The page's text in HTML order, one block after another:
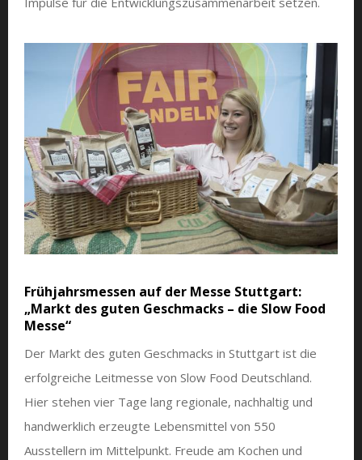
Frühjahrsmessen auf der Messe Stuttgart:
„Markt des guten Geschmacks – die Slow Food
Messe“
Der Markt des guten Geschmacks in Stuttgart ist die
erfolgreiche Leitmesse von Slow Food Deutschland.
Hier stehen vier Tage lang regionale, nachhaltig und
handwerklich erzeugte Lebensmittel von 550
Ausstellern im Mittelpunkt. Freude am Kochen und